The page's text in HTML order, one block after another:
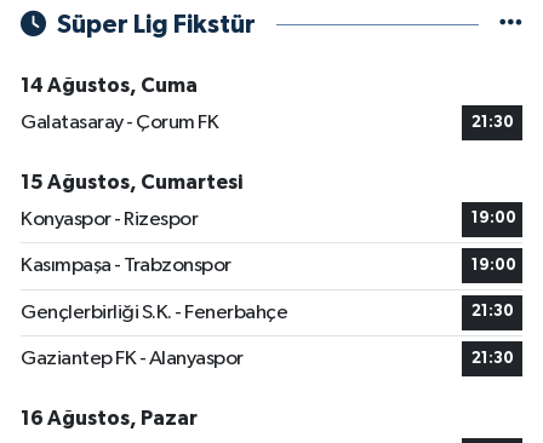
Süper Lig Fikstür
14 Ağustos, Cuma
Galatasaray - Çorum FK
21:30
15 Ağustos, Cumartesi
Konyaspor - Rizespor
19:00
Kasımpaşa - Trabzonspor 19:00
Gençlerbirliği S.K. - Fenerbahçe 21:30
Gaziantep FK - Alanyaspor 21:30
16 Ağustos, Pazar